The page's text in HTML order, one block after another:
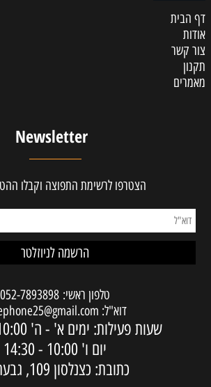
דף הבית
אודות
צור קשר
תקנון
מאמרים
Newsletter
הצטרפו לרשימת התפוצה וקבלו
טלפון ראשי: 052-7893898
דוא"ל:
שעות פעילות: ימים א' - ה' - 18:30
יום ו' 10:00 - 14:30
כתובת: כצנלסון 109, גבעתיים